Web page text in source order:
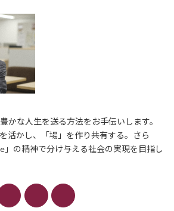
かな人生を送る方法をお手伝いします。
活かし、「場」を作り共有する。さら
」の精神で分け与える社会の実現を目指し